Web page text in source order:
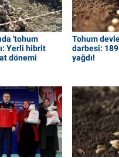
'tohum
Yerli hibrit
dönemi
Tohum
darbesi:
yağdı!